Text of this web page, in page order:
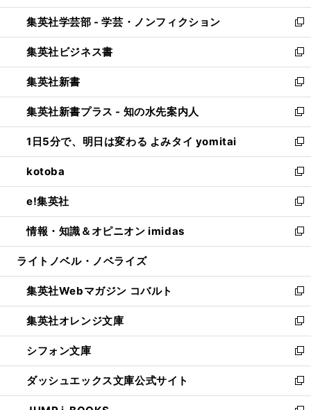
開
く
ウ
で
開
く
ン
ド
ウ
で
開
く
ウ
ィ
ン
ド
ウ
で
開
く
集英社学芸部 - 学芸・ノンフィクション
新
し
い
ウ
ィ
ン
ド
ウ
で
開
く
集英社ビジネス書
新
し
い
ウ
ィ
ン
ド
ウ
で
開
く
集英社新書
新
し
い
ウ
ィ
ン
ド
ウ
で
開
く
集英社新書プラス - 知の水先案内人
新
し
い
ウ
ィ
ン
ド
ウ
で
開
1日5分で、明日は変わる よみタイ yomitai
新
し
い
ウ
ィ
ン
ド
ウ
開
く
kotoba
新
し
い
ウ
ィ
ン
ウ
で
開
く
e!集英社
新
し
い
ウ
ン
ド
ウ
で
開
く
情報・知識＆オピニオン imidas
新
し
ウ
ィ
ン
ド
ウ
で
開
く
ライトノベル・ノベライズ
集英社Webマガジン コバルト
新
し
い
ウ
ィ
ン
ド
ウ
集英社オレンジ文庫
新
し
い
ウ
ィ
ン
シフォン文庫
新
し
い
ウ
ダッシュエックス文庫公式サイト
新
し